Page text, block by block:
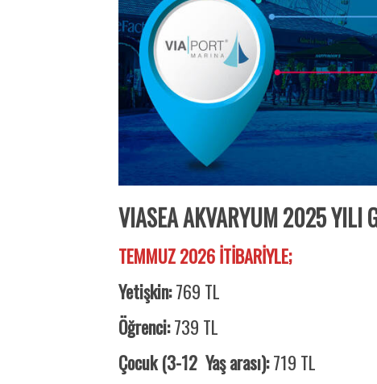
VIASEA AKVARYUM 2025 YILI
TEMMUZ 2026İTİBARİYLE;
Yetişkin:769 TL
Öğrenci:739 TL
Çocuk (3-12 Yaş arası):719 TL